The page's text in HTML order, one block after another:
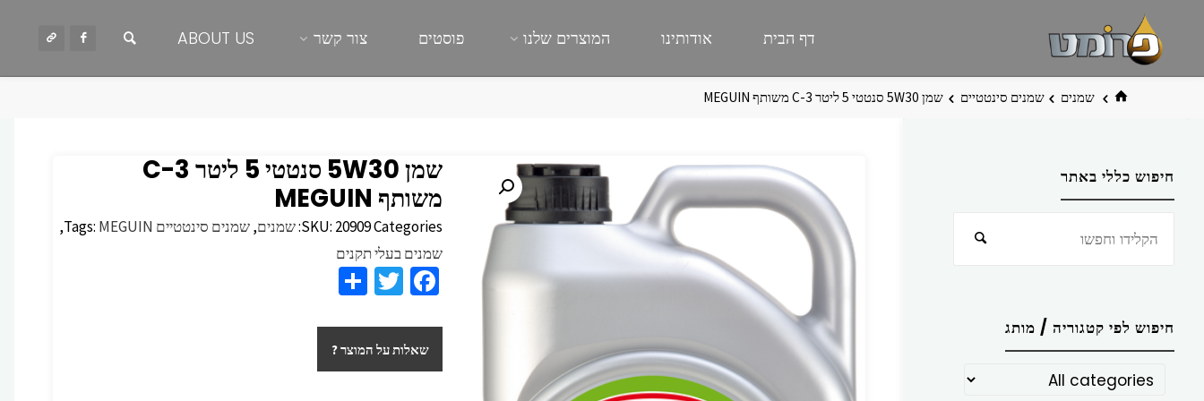
דף הבית אודותינו המוצרים שלנו פוסטים צור קשר ABOUT US
בית שמנים שמנים סינטטיים שמן ‏30‏W‏5 סנטטי ‏‏5 ליטר ‏3-‏‏C ‏משותף MEGUIN
שמן ‏30‏W‏5 סנטטי ‏‏5 ליטר ‏3-‏‏C
‏משותף MEGUIN
SKU: 20909Categories: שמנים,שמנים סינטטיים Tags: MEGUIN
,
שמנים בעלי תקנים
Fa
b
o
T
tt
er
ar
eשאלות על המוצר ?
חיפוש כללי באתר
חיפוש
חיפוש לפי קטגוריה / מותג